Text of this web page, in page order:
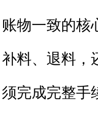
账物一致的核
补料、退料，
须完成完整手